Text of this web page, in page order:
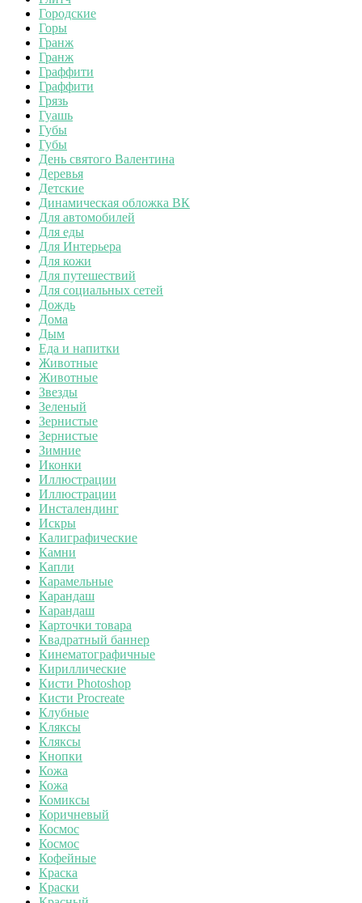
Городские
Горы
Гранж
Гранж
Граффити
Граффити
Грязь
Гуашь
Губы
Губы
День святого Валентина
Деревья
Детские
Динамическая обложка ВК
Для автомобилей
Для еды
Для Интерьера
Для кожи
Для путешествий
Для социальных сетей
Дождь
Дома
Дым
Еда и напитки
Животные
Животные
Звезды
Зеленый
Зернистые
Зернистые
Зимние
Иконки
Иллюстрации
Иллюстрации
Инсталендинг
Искры
Калиграфические
Камни
Капли
Карамельные
Карандаш
Карандаш
Карточки товара
Квадратный баннер
Кинематографичные
Кириллические
Кисти Photoshop
Кисти Procreate
Клубные
Кляксы
Кляксы
Кнопки
Кожа
Кожа
Комиксы
Коричневый
Космос
Космос
Кофейные
Краска
Краски